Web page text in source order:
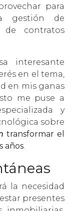
para
gestión de
de contratos
interesante
en el tema,
en mis ganas
me puse a
y
sobre
transformar el
años.
la necesidad
presentes